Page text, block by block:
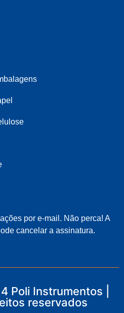
por e-mail. Não perca! A
cancelar a assinatura.
Poli Instrumentos |
reservados